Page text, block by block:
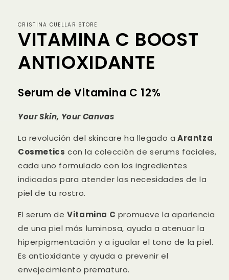
CRISTINA CUELLAR STORE
VITAMINA C BOOST
ANTIOXIDANTE
Serum de Vitamina C 12%
Your Skin, Your Canvas
La revolución del skincare ha llegado a Arantza
Cosmetics con la colección de serums faciales,
cada uno formulado con los ingredientes
indicados para atender las necesidades de la
piel de tu rostro.
El serum de Vitamina C promueve la apariencia
de una piel más luminosa, ayuda a atenuar la
hiperpigmentación y a igualar el tono de la piel.
Es antioxidante y ayuda a prevenir el
envejecimiento prematuro.